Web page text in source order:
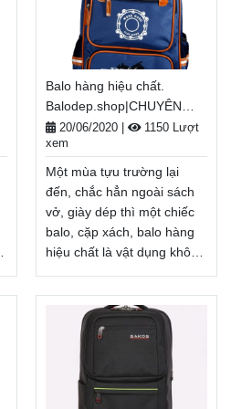
khách hàng với những
chương trình ưu đãi,
khuyến mãi vô cùng hấp
dẫn và đa dạng sản phẩm.
Balodep.shop|Chuyên balo
hàng hiệu chính hãng
tphcm, Balo-Túi xách. Giao
hàng toàn quốc, Miễn phí
đổi trả hàng, thanh toán
tiền khi nhận hàng
Xem thêm
Balo hàng hiệu chất.
Balodep.shop|CHUYÊN
BALO-TÚI XÁCH–VALI ĐẸP
20/06/2020
1150 Lượt
xem
Một mùa tựu trường lại
đến, chắc hẳn ngoài sách
vở, giày dép thì một chiếc
balo, cặp xách, balo hàng
hiệu chất là vật dụng không
lượng cho một năm học
mới đầy tươi sáng. Nhân
dịp năm học
mới, Balodep.shop tri ân
khách hàng với những
chương trình ưu đãi,